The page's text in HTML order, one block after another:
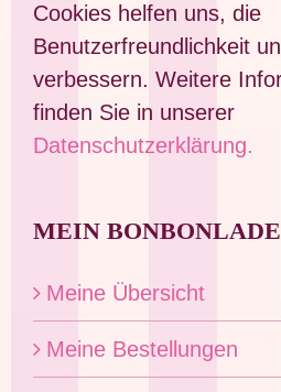
Cookies helfen uns, die
Benutzerfreundlichkeit
verbessern. Weitere
finden Sie in unserer
Datenschutzerklärung.
MEIN
Meine Übersicht
Meine Bestellungen